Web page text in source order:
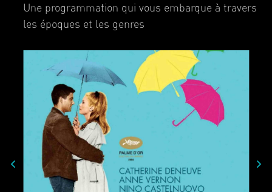
Une programmation qui vous embarque à travers
les époques et les genres